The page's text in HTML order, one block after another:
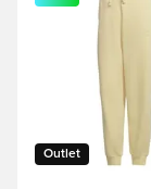
Outlet